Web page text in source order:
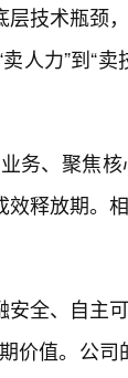
技术瓶颈
力”到“卖
务、聚焦
释放期。
全、自主
价值。公